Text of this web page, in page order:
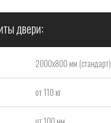
двери:
2000x800 мм (стандарт)
от 110 кг